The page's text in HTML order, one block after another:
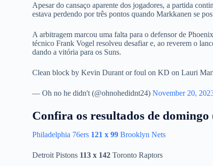
Apesar do cansaço aparente dos jogadores, a partida
estava perdendo por três pontos quando Markkanen se
A arbitragem marcou uma falta para o defensor de
técnico Frank Vogel resolveu desafiar e, ao reverem o
dando a vitória para os Suns.
Clean block by Kevin Durant or foul on KD on Lauri
— Oh no he didn't (@ohnohedidnt24)November 20,
Confira os resultados de
Philadelphia 76ers 121 x 99 Brooklyn Nets
Detroit Pistons 113 x 142 Toronto Raptors